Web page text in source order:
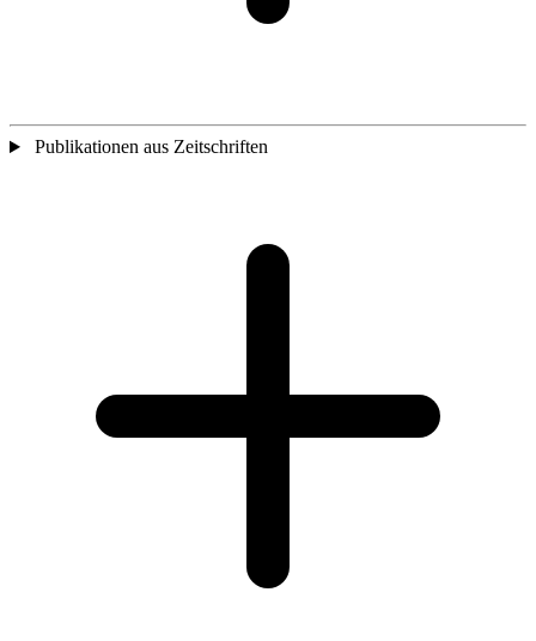
Publikationen aus Zeitschriften